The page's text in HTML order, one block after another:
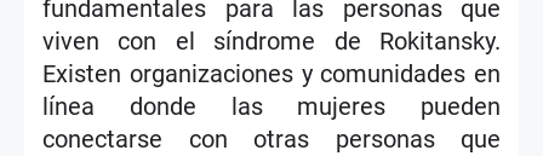
fundamentales para las personas que
viven con el síndrome de Rokitansky.
Existen organizaciones y comunidades en
línea donde las mujeres pueden
conectarse con otras personas que